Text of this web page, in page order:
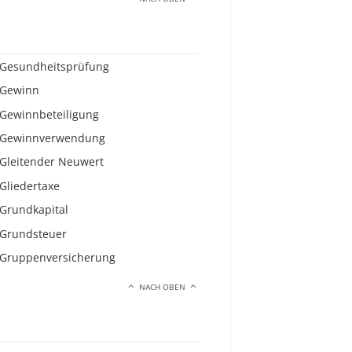
Gesundheitsprüfung
Gewinn
Gewinnbeteiligung
Gewinnverwendung
Gleitender Neuwert
Gliedertaxe
Grundkapital
Grundsteuer
Gruppenversicherung
NACH OBEN